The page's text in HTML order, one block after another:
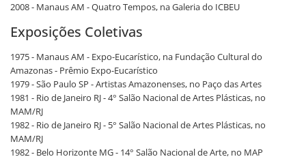
2008 - Manaus AM - Quatro Tempos, na Galeria do ICBEU
Exposições Coletivas
1975 - Manaus AM - Expo-Eucarístico, na Fundação Cultural do
Amazonas - Prêmio Expo-Eucarístico
1979 - São Paulo SP - Artistas Amazonenses, no Paço das Artes
1981 - Rio de Janeiro RJ - 4° Salão Nacional de Artes Plásticas, no
MAM/RJ
1982 - Rio de Janeiro RJ - 5° Salão Nacional de Artes Plásticas, no
MAM/RJ
1982 - Belo Horizonte MG - 14° Salão Nacional de Arte, no MAP